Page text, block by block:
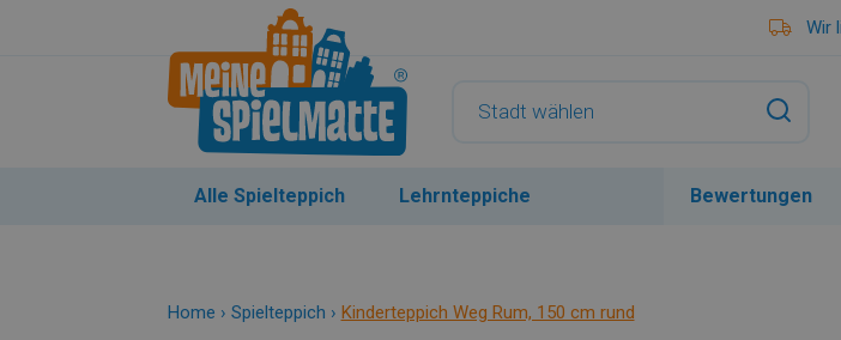
Wir
Alle Spielteppich Lehrnteppiche Bewertungen
Home › Spielteppich › Kinderteppich Weg Rum, 150 cm rund